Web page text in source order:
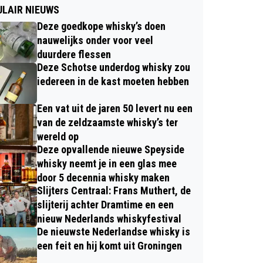
NIEUWS
Deze goedkope whisky’s doen
nauwelijks onder voor veel
duurdere flessen
Deze Schotse underdog whisky zou
iedereen in de kast moeten hebben
Een vat uit de jaren 50 levert nu een
van de zeldzaamste whisky’s ter
wereld op
Deze opvallende nieuwe Speyside
whisky neemt je in een glas mee
door 5 decennia whisky maken
Slijters Centraal: Frans Muthert, de
slijterij achter Dramtime en een
nieuw Nederlands whiskyfestival
De nieuwste Nederlandse whisky is
een feit en hij komt uit Groningen